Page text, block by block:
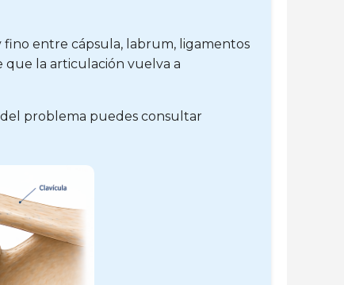
entre cápsula, labrum, ligamentos
que la articulación vuelva a
del problema puedes consultar